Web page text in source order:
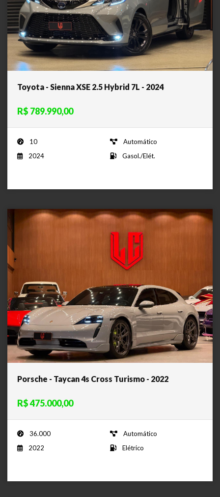
Toyota - Sienna XSE 2.5 Hybrid 7L - 2024
R$ 789.990,00
10
Automático
2024
Gasol./Elét.
Porsche - Taycan 4s Cross Turismo - 2022
R$ 475.000,00
36.000
Automático
2022
Elétrico